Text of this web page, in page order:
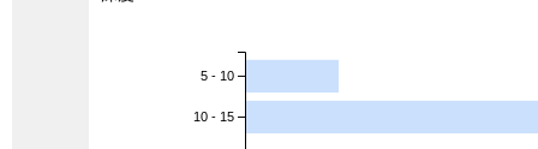
5 - 10
10 - 15